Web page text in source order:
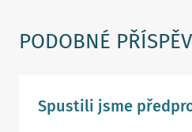
PODOBNÉ
Spustili jsme